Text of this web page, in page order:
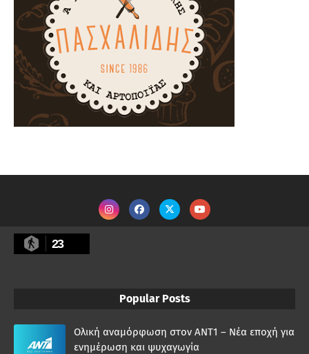
23
Popular Posts
Ολική αναμόρφωση στον ΑΝΤ1 – Νέα εποχή για
ενημέρωση και ψυχαγωγία